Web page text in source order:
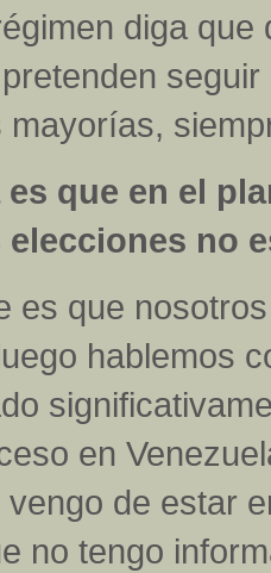
diga
mayorías,
que en el
elecciones no
que
hablemos
en
de estar
no tengo